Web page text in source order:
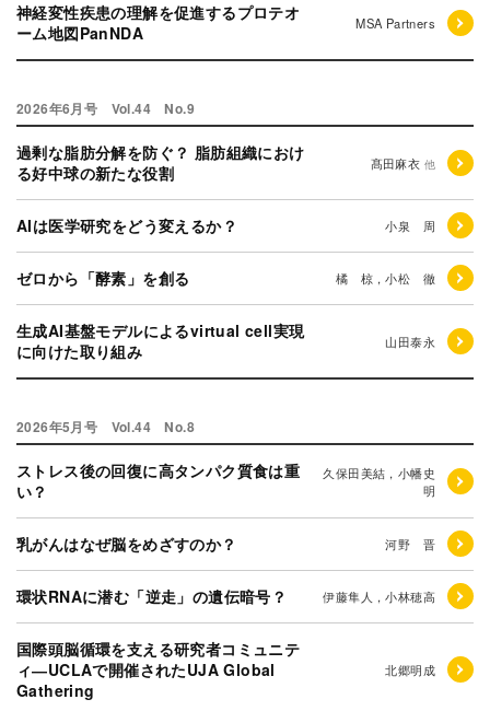
神経変性疾患の理解を促進するプロテオ
ーム地図PanNDA
MSA Partners
2026年6月号 Vol.44 No.9
過剰な脂肪分解を防ぐ？ 脂肪組織におけ
る好中球の新たな役割
髙田麻衣 他
AIは医学研究をどう変えるか？ 小泉 周
ゼロから「酵素」を創る 橘 椋，小松 徹
生成AI基盤モデルによるvirtual cell実現
に向けた取り組み
山田泰永
2026年5月号 Vol.44 No.8
ストレス後の回復に高タンパク質食は重
い？
久保田美結，小幡史
明
乳がんはなぜ脳をめざすのか？ 河野 晋
環状RNAに潜む「逆走」の遺伝暗号？ 伊藤隼人，小林穂高
国際頭脳循環を支える研究者コミュニテ
ィ―UCLAで開催されたUJA Global
Gathering
北郷明成